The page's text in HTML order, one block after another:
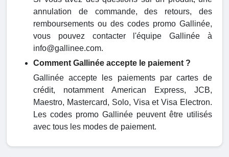
annulation de commande, des retours, des
remboursements ou des codes promo Gallinée,
vous pouvez contacter l'équipe Gallinée à
info@gallinee.com.
Comment Gallinée accepte le paiement ?
Gallinée accepte les paiements par cartes de
crédit, notamment American Express, JCB,
Maestro, Mastercard, Solo, Visa et Visa Electron.
Les codes promo Gallinée peuvent être utilisés
avec tous les modes de paiement.